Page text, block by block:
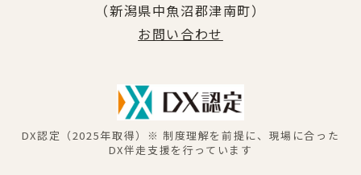
（新潟県中魚沼郡津南町）
お問い合わせ
DX認定（2025年取得）※ 制度理解を前提に、現場に合った
DX伴走支援を行っています